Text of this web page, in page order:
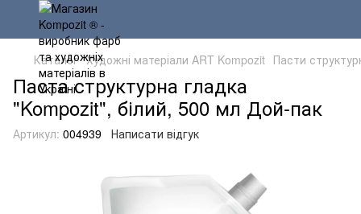
Каталог Художні матеріали ART Kompozit Пасти
Паста структурна гладка
"Kompozit", білий, 500 мл Дой-пак
Артикул: 004939 Написати відгук